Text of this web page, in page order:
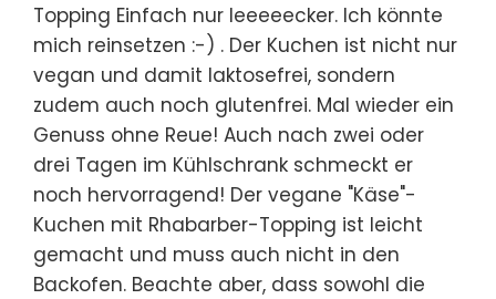
Topping Einfach nur leeeeecker. Ich könnte
mich reinsetzen :-) . Der Kuchen ist nicht nur
vegan und damit laktosefrei, sondern
zudem auch noch glutenfrei. Mal wieder ein
Genuss ohne Reue! Auch nach zwei oder
drei Tagen im Kühlschrank schmeckt er
noch hervorragend! Der vegane "Käse"-
Kuchen mit Rhabarber-Topping ist leicht
gemacht und muss auch nicht in den
Backofen. Beachte aber, dass sowohl die